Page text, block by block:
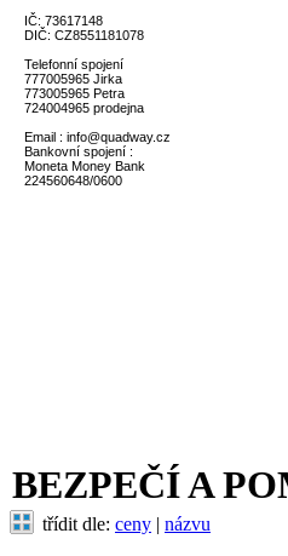
IČ: 73617148
DIČ: CZ8551181078
Telefonní spojení
777005965 Jirka
773005965 Petra
724004965 prodejna
Email : info@quadway.cz
Bankovní spojení :
Moneta Money Bank
224560648/0600
BEZPEČÍ A
třídit dle: ceny | názvu